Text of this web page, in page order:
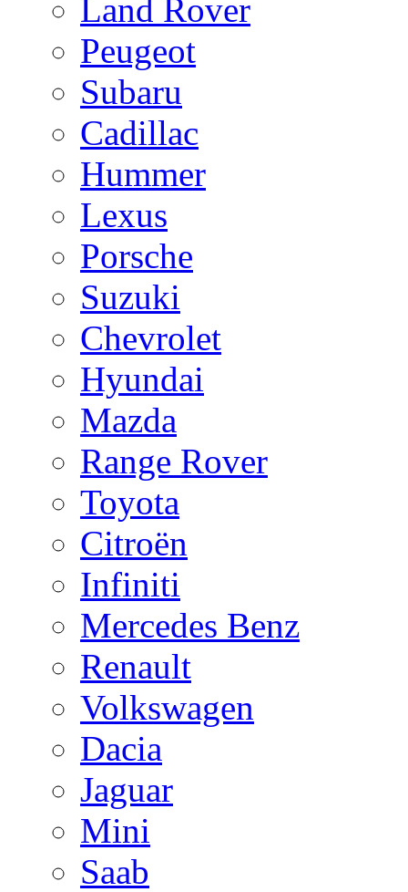
Land Rover
Peugeot
Subaru
Cadillac
Hummer
Lexus
Porsche
Suzuki
Chevrolet
Hyundai
Mazda
Range Rover
Toyota
Citroën
Infiniti
Mercedes Benz
Renault
Volkswagen
Dacia
Jaguar
Mini
Saab